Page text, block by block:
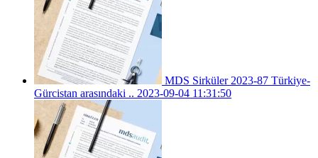
MDS Sirküler 2023-87 Türkiye-
Gürcistan arasındaki .. 2023-09-04 11:31:50